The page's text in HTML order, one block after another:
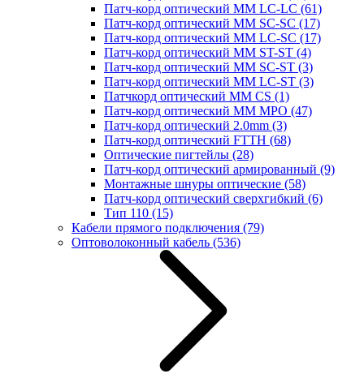
Патч-корд оптический MM LC-LC (61)
Патч-корд оптический MM SC-SC (17)
Патч-корд оптический MM LC-SC (17)
Патч-корд оптический MM ST-ST (4)
Патч-корд оптический MM SC-ST (3)
Патч-корд оптический MM LC-ST (3)
Патчкорд оптический MM CS (1)
Патч-корд оптический MM MPO (47)
Патч-корд оптический 2.0mm (3)
Патч-корд оптический FTTH (68)
Оптические пигтейлы (28)
Патч-корд оптический армированный (9)
Монтажные шнуры оптические (58)
Патч-корд оптический сверхгибкий (6)
Тип 110 (15)
Кабели прямого подключения (79)
Оптоволоконный кабель (536)